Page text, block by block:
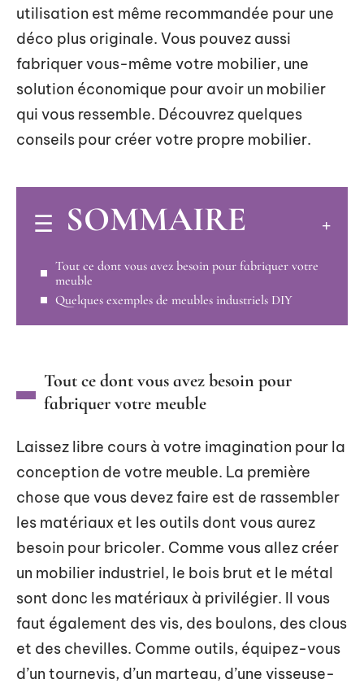
utilisation est même recommandée pour une
déco plus originale. Vous pouvez aussi
fabriquer vous-même votre mobilier, une
solution économique pour avoir un mobilier
qui vous ressemble. Découvrez quelques
conseils pour créer votre propre mobilier.
SOMMAIRE
Tout ce dont vous avez besoin pour fabriquer votre
meuble
Quelques exemples de meubles industriels DIY
Tout ce dont vous avez besoin pour
fabriquer votre meuble
Laissez libre cours à votre imagination pour la
conception de votre meuble. La première
chose que vous devez faire est de rassembler
les matériaux et les outils dont vous aurez
besoin pour bricoler. Comme vous allez créer
un mobilier industriel, le bois brut et le métal
sont donc les matériaux à privilégier. Il vous
faut également des vis, des boulons, des clous
et des chevilles. Comme outils, équipez-vous
d’un tournevis, d’un marteau, d’une visseuse-